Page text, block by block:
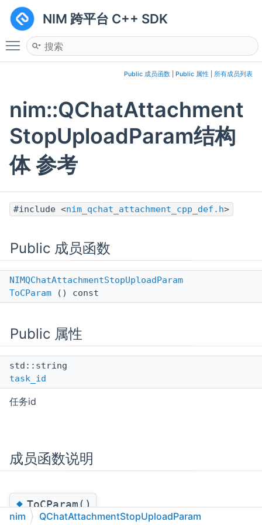
NIM 跨平台 C++ SDK
Toggle main menu visibility
Public 成员函数 Public 属性 所有成员列表
nim::QChatAttachment
StopUploadParam结构
体 参考
#include <nim_qchat_attachment_cpp_def.h>
Public 成员函数
NIMQChatAttachmentStopUploadParam
ToCParam () const
Public 属性
std::string
task_id
任务id
成员函数说明
◆ToCParam()
nim QChatAttachmentStopUploadParam